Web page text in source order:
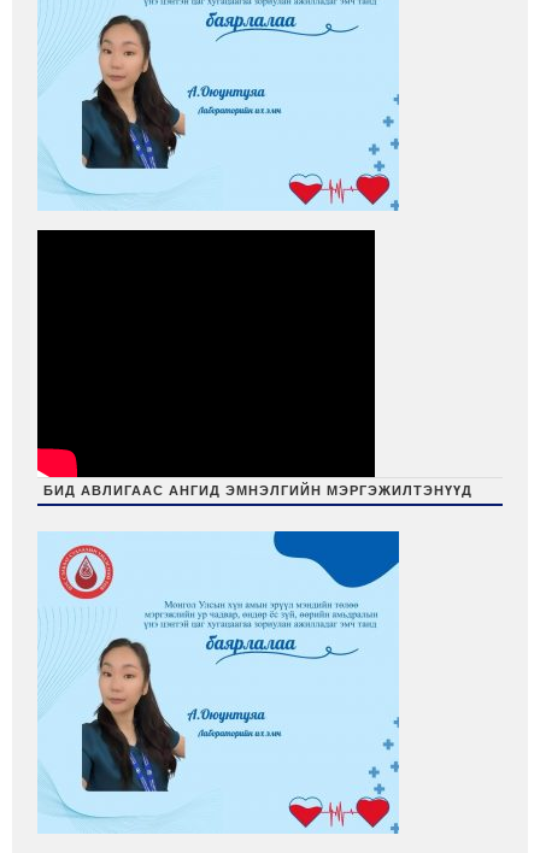
БИД АВЛИГААС АНГИД ЭМНЭЛГИЙН МЭРГЭЖИЛТЭНҮҮД